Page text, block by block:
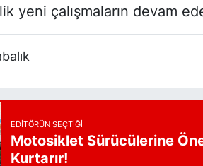
yeni çalışmaların devam
EDITÖRÜN SEÇTIĞI
Motosiklet Sürücülerine
Kurtarır!